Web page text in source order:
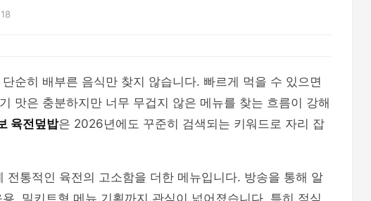
순히 배부른 음식만 찾지 않습니다. 빠르게 먹을 수 있으면
맛은 충분하지만 너무 무겁지 않은 메뉴를 찾는 흐름이 강해
육전덮밥은 2026년에도 꾸준히 검색되는 키워드로 자리 잡
전통적인 육전의 고소함을 더한 메뉴입니다. 방송을 통해 알
, 밀키트형 메뉴 기획까지 관심이 넓어졌습니다. 특히 점심